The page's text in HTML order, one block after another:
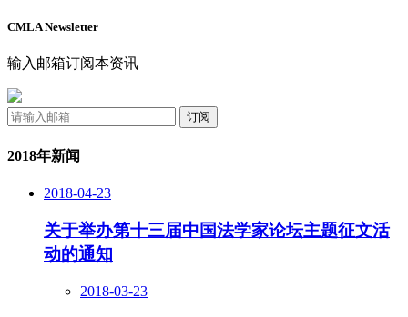
CMLA Newsletter
输入邮箱订阅本资讯
订阅
2018年新闻
2018-04-23
关于举办第十三届中国法学家论坛主题征文活
动的通知
2018-03-23